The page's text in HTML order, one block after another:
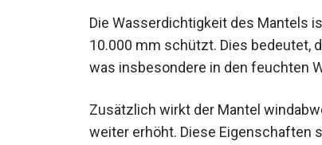
Die Wasserdichtigkeit des Mantels
10.000 mm schützt. Dies bedeutet,
was insbesondere in den feuchten
Zusätzlich wirkt der Mantel
weiter erhöht. Diese Eigenschaften